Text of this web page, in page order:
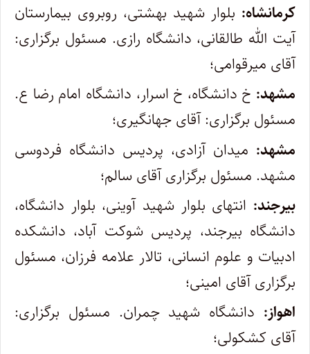
کرمانشاه: بلوار شهید بهشتی، روبروی بیمارستان
آیت الله طالقانی، دانشگاه رازی. مسئول برگزاری:
آقای میرقوامی؛
مشهد: خ دانشگاه، خ اسرار، دانشگاه امام رضا ع.
مسئول برگزاری: آقای جهانگیری؛
مشهد: میدان آزادی، پردیس دانشگاه فردوسی
مشهد. مسئول برگزاری آقای سالم؛
بیرجند: انتهای بلوار شهید آوینی، بلوار دانشگاه،
دانشگاه بیرجند، پردیس شوکت آباد، دانشکده
ادبیات و علوم انسانی، تالار علامه فرزان، مسئول
برگزاری آقای امینی؛
اهواز: دانشگاه شهید چمران. مسئول برگزاری:
آقای کشکولی؛